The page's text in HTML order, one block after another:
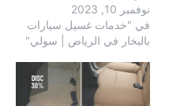
نوفمبر 10, 2023
في "خدمات غسيل سيارات
بالبخار في الرياض | سولي"